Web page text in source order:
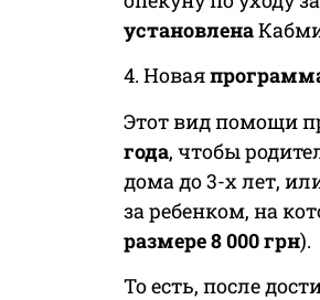
установлена
4. Новая
Этот вид помощи
года, чтобы
дома до 3-х лет,
за ребенком, на
размере 8 000 грн).
То есть, после